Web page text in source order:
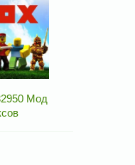
Мод